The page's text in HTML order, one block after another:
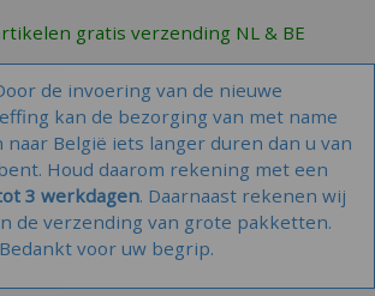
gratis verzending NL & BE
de invoering van de nieuwe
kan de bezorging van met name
België iets langer duren dan u van
Houd daarom rekening met een
3 werkdagen. Daarnaast rekenen wij
de verzending van grote pakketten.
Bedankt voor uw begrip.